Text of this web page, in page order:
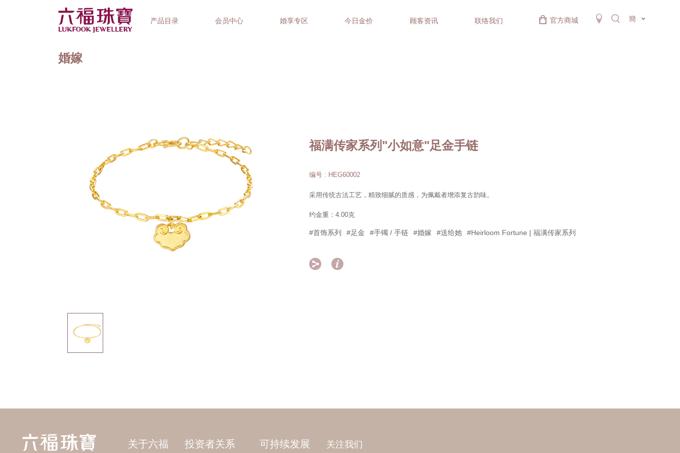
产品目录 会员中心 婚享专区 今日金价 顾客资讯 联络我们 官方商城 簡
婚嫁
福满传家系列"小如意"足金手链
编号 : HEG60002
采用传统古法工艺，精致细腻的质感，为佩戴者增添复古韵味。
约金重：4.00克
#首饰系列 #足金 #手镯 / 手链 #婚嫁 #送给她 #Heirloom Fortune | 福满传家系列
 
关于六福 投资者关系 可持续发展 关注我们